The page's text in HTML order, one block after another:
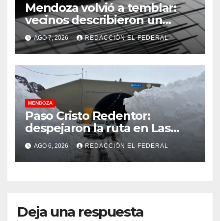
Mendoza volvió a temblar:
vecinos describieron un
“sacudón” acompañado por
un fuerte estruendo
AGO 7, 2026 REDACCIÓN EL FEDERAL
MENDOZA
Paso Cristo Redentor:
despejaron la ruta en Las
Cuevas antes de otro
temporal con unos 1.500
camiones varados
AGO 6, 2026 REDACCIÓN EL FEDERAL
Deja una respuesta